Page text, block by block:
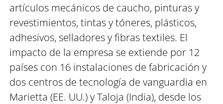
artículos mecánicos de caucho, pinturas y
revestimientos, tintas y tóneres, plásticos,
adhesivos, selladores y fibras textiles. El
impacto de la empresa se extiende por 12
países con 16 instalaciones de fabricación y
dos centros de tecnología de vanguardia en
Marietta (EE. UU.) y Taloja (India), desde los